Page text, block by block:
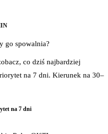
go spowalnia?
co dziś najbardziej
na 7 dni. Kierunek na 30–
na 7 dni